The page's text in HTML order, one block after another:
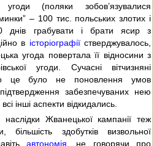
(поляки зобов’язувалися
– 100 тис. польських злотих і
днів грабувати і брати ясир з
в історіографіїстверджувалось,
угода повертала її відносини з
угоди. Сучасні вітчизняні
це було не поновлення умов
забезпечуваних нею
інші аспекти відкидались.
наслідки Жванецької кампанії теж
більшість здобутків визвольної
автономія , не говорячи про